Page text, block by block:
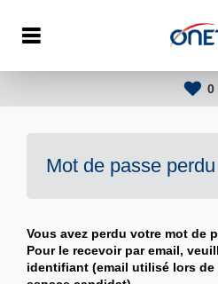
0
Mot de passe perdu
Vous avez perdu votre mot de
Pour le recevoir par email,
identifiant (email utilisé lors